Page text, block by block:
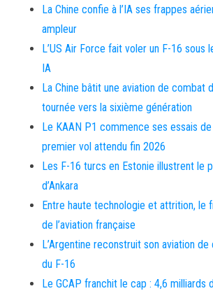
La Chine confie à l’IA ses frappes
ampleur
L’US Air Force fait voler un F-16 sous
IA
La Chine bâtit une aviation de combat
tournée vers la sixième génération
Le KAAN P1 commence ses essais
premier vol attendu fin 2026
Les F-16 turcs en Estonie illustrent le
d’Ankara
Entre haute technologie et attrition, le
de l’aviation française
L’Argentine reconstruit son aviation
du F-16
Le GCAP franchit le cap : 4,6 milliards